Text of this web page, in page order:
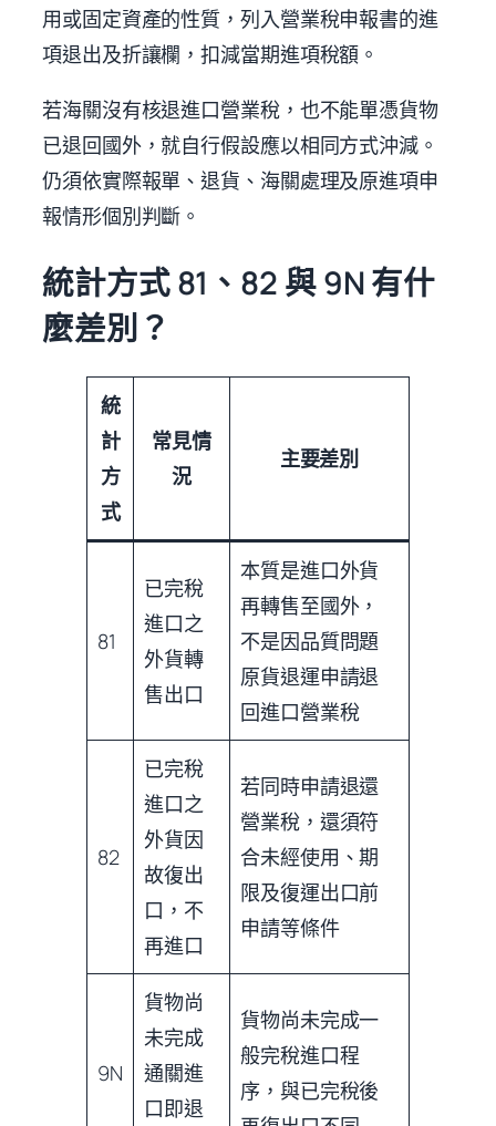
用或固定資產的性質，列入營業稅申報書的進
項退出及折讓欄，扣減當期進項稅額。
若海關沒有核退進口營業稅，也不能單憑貨物
已退回國外，就自行假設應以相同方式沖減。
仍須依實際報單、退貨、海關處理及原進項申
報情形個別判斷。
統計方式 81、82 與 9N 有什
麼差別？
統
計
方
式
常見情
況
主要差別
81
已完稅
進口之
外貨轉
售出口
本質是進口外貨
再轉售至國外，
不是因品質問題
原貨退運申請退
回進口營業稅
82
已完稅
進口之
外貨因
故復出
口，不
再進口
若同時申請退還
營業稅，還須符
合未經使用、期
限及復運出口前
申請等條件
9N
貨物尚
未完成
通關進
口即退
貨物尚未完成一
般完稅進口程
序，與已完稅後